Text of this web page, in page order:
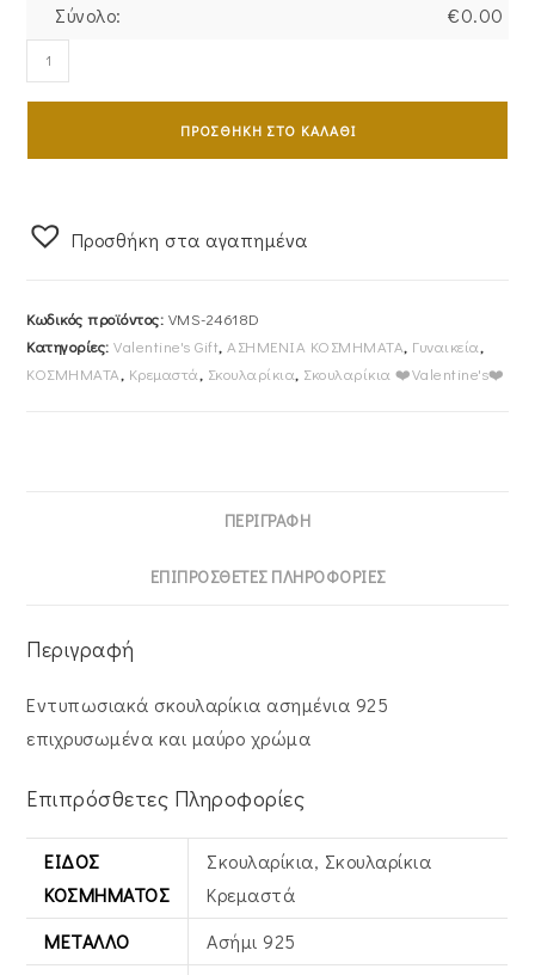
Σύνολο: €0.00
Εντυπωσιακά
Σκουλαρίκια
24618D
ΠΡΟΣΘΉΚΗ ΣΤΟ ΚΑΛΆΘΙ
Προσθήκη στα αγαπημένα
Κωδικός προϊόντος: VMS-24618D
Κατηγορίες:Valentine's Gift, ΑΣΗΜΕΝΙΑ ΚΟΣΜΗΜΑΤΑ, Γυναικεία,
ΚΟΣΜΗΜΑΤΑ, Κρεμαστά, Σκουλαρίκια, Σκουλαρίκια ❤️Valentine's❤️
ΠΕΡΙΓΡΑΦΉ
ΕΠΙΠΡΌΣΘΕΤΕΣ ΠΛΗΡΟΦΟΡΊΕΣ
Περιγραφή
Εντυπωσιακά σκουλαρίκια ασημένια 925
επιχρυσωμένα και μαύρο χρώμα
Επιπρόσθετες Πληροφορίες
ΕΊΔΟΣ
ΚΟΣΜΉΜΑΤΟΣ
Σκουλαρίκια, Σκουλαρίκια
Κρεμαστά
ΜΈΤΑΛΛΟ
Ασήμι 925